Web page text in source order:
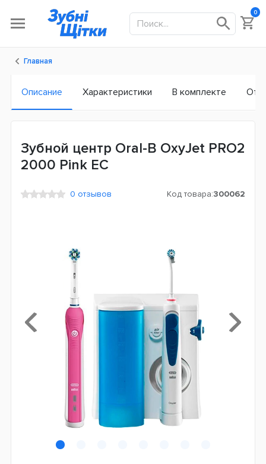
0
Главная
Описание Характеристики В комплекте
Зубной центр Oral-B OxyJet PRO2
2000 Pink ЕС
0 отзывов Код товара:300062